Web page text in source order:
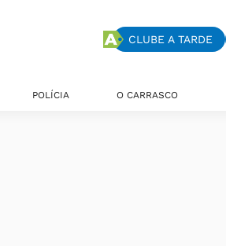
CLUBE A TARDE
POLÍCIA O CARRASCO